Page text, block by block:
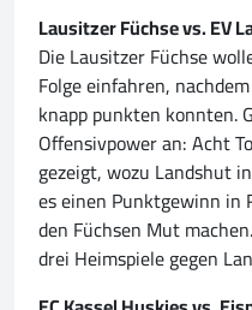
Lausitzer Füchse vs. EV
Die Lausitzer Füchse
Folge einfahren,
knapp punkten konnten.
Offensivpower an: Acht
gezeigt, wozu Landshut
es einen Punktgewinn in
den Füchsen Mut
drei Heimspiele gegen